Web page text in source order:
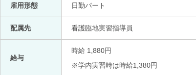
雇用形態 日勤パート
配属先 看護臨地実習指導員
給与
時給 1,880円
※学内実習時は時給1,380円